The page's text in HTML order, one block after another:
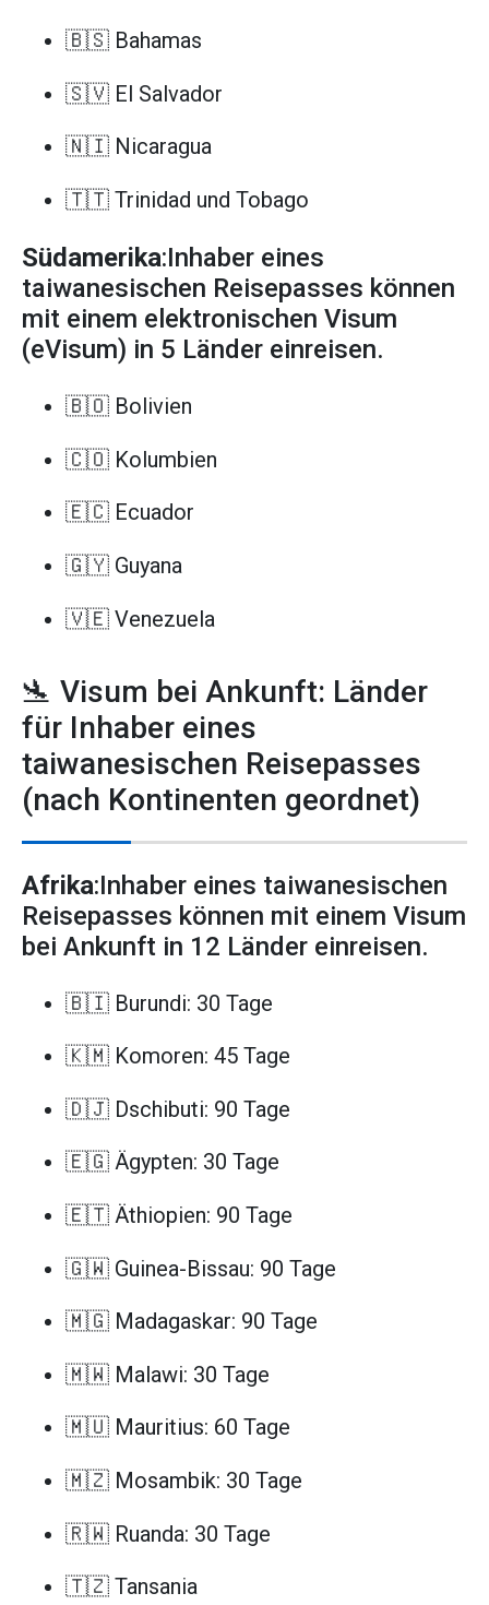
🇧🇸 Bahamas
🇸🇻 El Salvador
🇳🇮 Nicaragua
🇹🇹 Trinidad und Tobago
Südamerika:Inhaber eines
taiwanesischen Reisepasses können
mit einem elektronischen Visum
(eVisum) in 5 Länder einreisen.
🇧🇴 Bolivien
🇨🇴 Kolumbien
🇪🇨 Ecuador
🇬🇾 Guyana
🇻🇪 Venezuela
🛬 Visum bei Ankunft: Länder
für Inhaber eines
taiwanesischen Reisepasses
(nach Kontinenten geordnet)
Afrika:Inhaber eines taiwanesischen
Reisepasses können mit einem Visum
bei Ankunft in 12 Länder einreisen.
🇧🇮 Burundi: 30 Tage
🇰🇲 Komoren: 45 Tage
🇩🇯 Dschibuti: 90 Tage
🇪🇬 Ägypten: 30 Tage
🇪🇹 Äthiopien: 90 Tage
🇬🇼 Guinea-Bissau: 90 Tage
🇲🇬 Madagaskar: 90 Tage
🇲🇼 Malawi: 30 Tage
🇲🇺 Mauritius: 60 Tage
🇲🇿 Mosambik: 30 Tage
🇷🇼 Ruanda: 30 Tage
🇹🇿 Tansania